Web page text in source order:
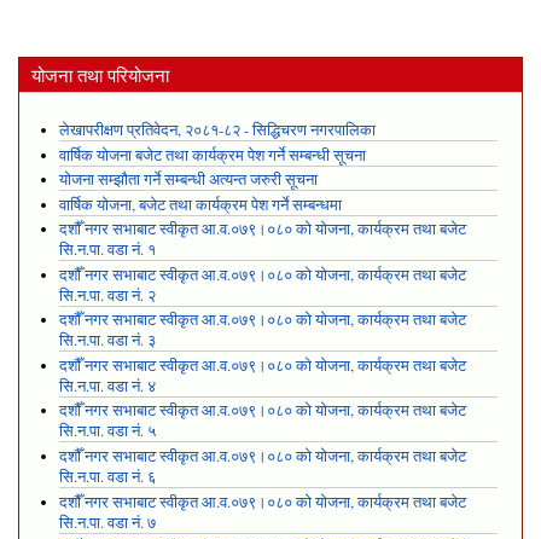
योजना तथा परियोजना
लेखापरीक्षण प्रतिवेदन, २०८१-८२ - सिद्धिचरण नगरपालिका
वार्षिक योजना बजेट तथा कार्यक्रम पेश गर्ने सम्बन्धी सूचना
योजना सम्झौता गर्ने सम्बन्धी अत्यन्त जरुरी सूचना
वार्षिक योजना, बजेट तथा कार्यक्रम पेश गर्ने सम्बन्धमा
दशौँ नगर सभाबाट स्वीकृत आ.व.०७९।०८० को योजना, कार्यक्रम तथा बजेट
सि.न.पा. वडा नं. १
दशौँ नगर सभाबाट स्वीकृत आ.व.०७९।०८० को योजना, कार्यक्रम तथा बजेट
सि.न.पा. वडा नं. २
दशौँ नगर सभाबाट स्वीकृत आ.व.०७९।०८० को योजना, कार्यक्रम तथा बजेट
सि.न.पा. वडा नं. ३
दशौँ नगर सभाबाट स्वीकृत आ.व.०७९।०८० को योजना, कार्यक्रम तथा बजेट
सि.न.पा. वडा नं. ४
दशौँ नगर सभाबाट स्वीकृत आ.व.०७९।०८० को योजना, कार्यक्रम तथा बजेट
सि.न.पा. वडा नं. ५
दशौँ नगर सभाबाट स्वीकृत आ.व.०७९।०८० को योजना, कार्यक्रम तथा बजेट
सि.न.पा. वडा नं. ६
दशौँ नगर सभाबाट स्वीकृत आ.व.०७९।०८० को योजना, कार्यक्रम तथा बजेट
सि.न.पा. वडा नं. ७